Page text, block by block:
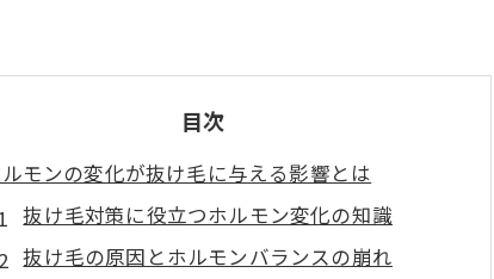
目次
モンの変化が抜け毛に与える影響とは
抜け毛対策に役立つホルモン変化の知識
抜け毛の原因とホルモンバランスの崩れ